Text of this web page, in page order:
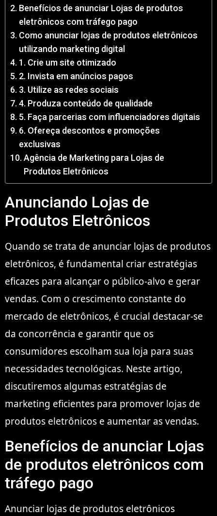
Benefícios de anunciar Lojas de produtos
eletrônicos com tráfego pago
Como anunciar lojas de produtos eletrônicos
utilizando marketing digital
1. Crie um site otimizado
2. Invista em anúncios pagos
3. Utilize as redes sociais
4. Produza conteúdo de qualidade
5. Faça parcerias com influenciadores digitais
6. Ofereça descontos e promoções
exclusivas
Agência de Marketing para Lojas de
Produtos Eletrônicos
Anunciando Lojas de
Produtos Eletrônicos
Quando se trata de anunciar lojas de produtos
eletrônicos, é fundamental criar estratégias
eficazes para alcançar o público-alvo e gerar
vendas. Com o crescimento constante do
mercado de eletrônicos, é crucial destacar-se
da concorrência e garantir que os
consumidores escolham sua loja para suas
necessidades tecnológicas. Neste artigo,
discutiremos algumas estratégias de
marketing eficientes para promover lojas de
produtos eletrônicos e aumentar as vendas.
Benefícios de anunciar Lojas
de produtos eletrônicos com
tráfego pago
Anunciar lojas de produtos eletrônicos